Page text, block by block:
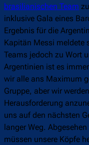
brasilianischen Team
inklusive Gala eines
Ergebnis für die
Kapitän Messi meldete
Teams jedoch zu Wort
Argentinien ist es
wir alle ans Maximum
Gruppe, aber wir
Herausforderung
uns auf den nächsten
langer Weg.
müssen unsere Köpfe